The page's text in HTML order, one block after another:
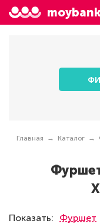
Главная Каталог
Показать: Фуршет